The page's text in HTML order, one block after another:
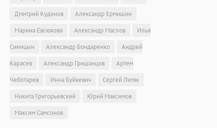
Дмитрий Кудинов
Александр Ермишин
Марина Евсюкова
Александр Маслов
Илья
Синицын
Александр Бондаренко
Андрей
Карасев
Александр Гришанцов
Артем
Чеботарев
Инна Буйкевич
Сергей Литяк
Никита Григорьевский
Юрий Максимов
Максим Самсонов